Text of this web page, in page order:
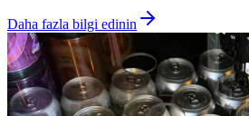
Daha fazla bilgi edinin